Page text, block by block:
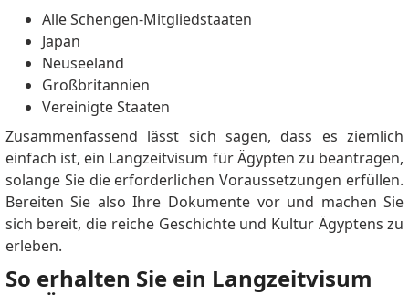
Alle Schengen-Mitgliedstaaten
Japan
Neuseeland
Großbritannien
Vereinigte Staaten
Zusammenfassend lässt sich sagen, dass es ziemlich
einfach ist, ein Langzeitvisum für Ägypten zu beantragen,
solange Sie die erforderlichen Voraussetzungen erfüllen.
Bereiten Sie also Ihre Dokumente vor und machen Sie
sich bereit, die reiche Geschichte und Kultur Ägyptens zu
erleben.
So erhalten Sie ein Langzeitvisum